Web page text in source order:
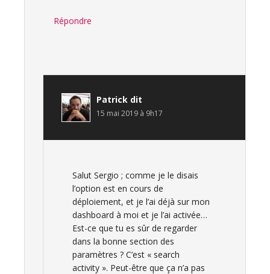
Répondre
Patrick dit
15 mai 2019 à 9h17
Salut Sergio ; comme je le disais
l’option est en cours de
déploiement, et je l’ai déjà sur mon
dashboard à moi et je l’ai activée…
Est-ce que tu es sûr de regarder
dans la bonne section des
paramètres ? C’est « search
activity ». Peut-être que ça n’a pas